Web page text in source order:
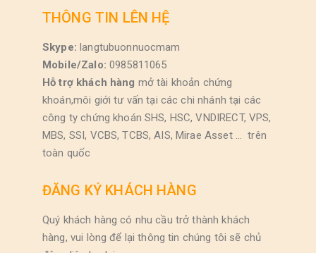
THÔNG TIN LÊN HỆ
Skype: langtubuonnuocmam
Mobile/Zalo: 0985811065
Hỗ trợ khách hàng mở tài khoản chứng
khoán,môi giới tư vấn tại các chi nhánh tại các
công ty chứng khoán SHS, HSC, VNDIRECT, VPS,
MBS, SSI, VCBS, TCBS, AIS, Mirae Asset … trên
toàn quốc
ĐĂNG KÝ KHÁCH HÀNG
Quý khách hàng có nhu cầu trở thành khách
hàng, vui lòng để lại thông tin chúng tôi sẽ chủ